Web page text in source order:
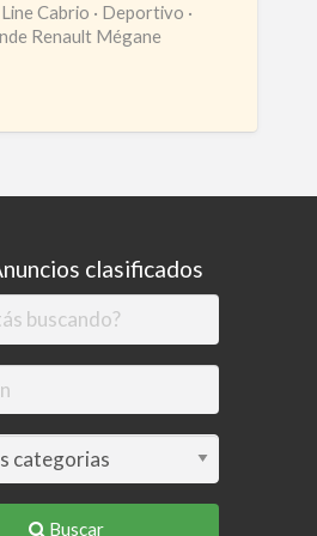
Cabrio · Deportivo ·
Renault Mégane
clasificados
Buscar